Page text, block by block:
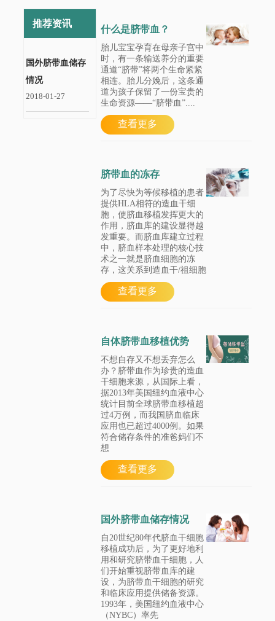
推荐资讯
国外脐带血储存
情况
2018-01-27
什么是脐带血？
胎儿宝宝孕育在母亲子宫中
时，有一条输送养分的重要
通道“脐带”将两个生命紧紧
相连。胎儿分娩后，这条通
道为孩子保留了一份宝贵的
生命资源——“脐带血”....
查看更多
脐带血的冻存
为了尽快为等候移植的患者
提供HLA相符的造血干细
胞，使脐血移植发挥更大的
作用，脐血库的建设显得越
发重要。而脐血库建立过程
中，脐血样本处理的核心技
术之一就是脐血细胞的冻
存，这关系到造血干/祖细胞
查看更多
自体脐带血移植优势
不想自存又不想丢弃怎么
办？脐带血作为珍贵的造血
干细胞来源，从国际上看，
据2013年美国纽约血液中心
统计目前全球脐带血移植超
过4万例，而我国脐血临床
应用也已超过4000例。如果
符合储存条件的准爸妈们不
想
查看更多
国外脐带血储存情况
自20世纪80年代脐血干细胞
移植成功后，为了更好地利
用和研究脐带血干细胞，人
们开始重视脐带血库的建
设，为脐带血干细胞的研究
和临床应用提供储备资源。
1993年，美国纽约血液中心
（NYBC）率先